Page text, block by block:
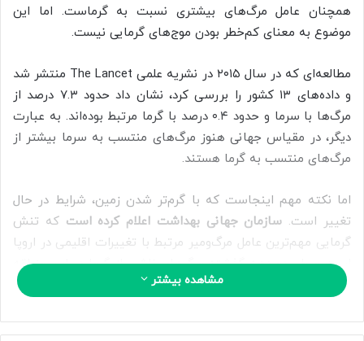
همچنان عامل مرگ‌های بیشتری نسبت به گرماست. اما این
موضوع به معنای کم‌خطر بودن موج‌های گرمایی نیست.
مطالعه‌ای که در سال ۲۰۱۵ در نشریه علمی The Lancet منتشر شد
و داده‌های ۱۳ کشور را بررسی کرد، نشان داد حدود ۷.۳ درصد از
مرگ‌ها با سرما و حدود ۰.۴ درصد با گرما مرتبط بوده‌اند. به عبارت
دیگر، در مقیاس جهانی هنوز مرگ‌های منتسب به سرما بیشتر از
مرگ‌های منتسب به گرما هستند.
اما نکته مهم اینجاست که با گرم‌تر شدن زمین، شرایط در حال
تغییر است. سازمان جهانی بهداشت اعلام کرده است که تنش
گرمایی مهم‌ترین عامل مرگ‌ومیر مرتبط با تغییرات اقلیمی در اروپا
است و طی دو دهه گذشته مرگ‌های ناشی از گرما در این منطقه
حدود ۳۰ درصد افزایش یافته است.
تنها در سال ۲۰۲۲ بیش از ۶۰ هزار نفر و در سال ۲۰۲۳ حدود ۴۷
مشاهده بیشتر